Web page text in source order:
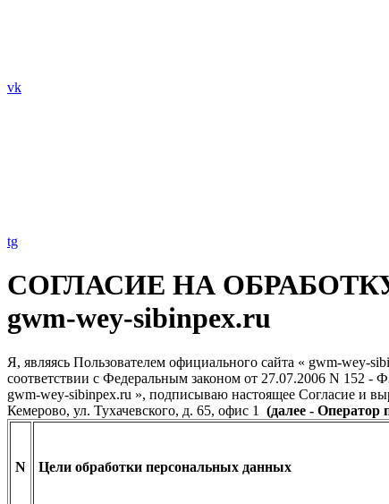
vk
tg
СОГЛАСИЕ НА
gwm-wey-sibinpex.ru
Я, являясь Пользователем официального сайта « gwm-wey-
соответствии с Федеральным законом от 27.07.2006 N 152 -
gwm-wey-sibinpex.ru », подписываю настоящее Согласие и
Кемерово, ул. Тухачевского, д. 65, офис 1 (далее -
N Цели обработки персональных данных